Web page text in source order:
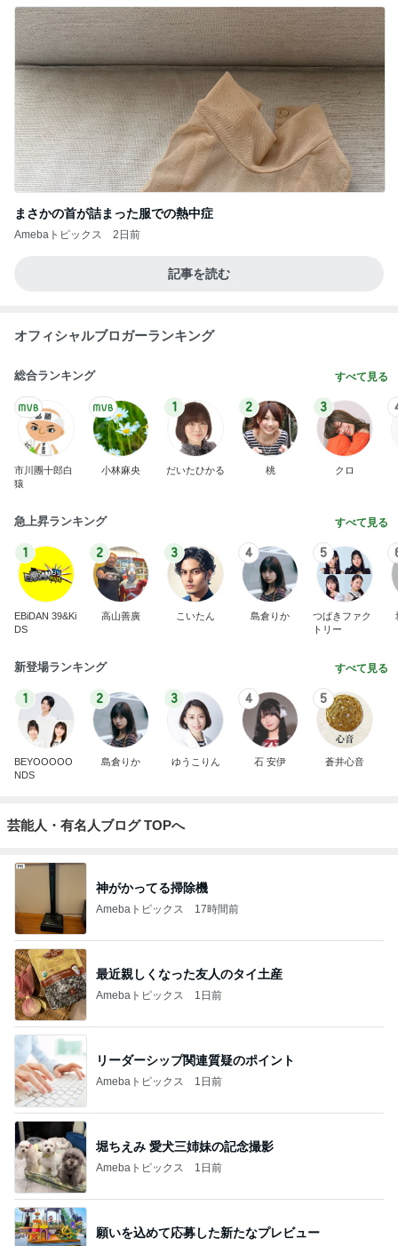
まさかの首が詰まった服での熱中症
Amebaトピックス 2日前
記事を読む
オフィシャルブロガーランキング
総合ランキング すべて見る
市川團十郎白
猿
小林麻央
1
だいたひかる
2
桃
3
クロ
急上昇ランキング すべて見る
1
EBiDAN 39&Ki
DS
2
高山善廣
3
こいたん
4
島倉りか
5
つばきファク
トリー
新登場ランキング すべて見る
1
BEYOOOOO
NDS
2
島倉りか
3
ゆうこりん
4
石 安伊
5
蒼井心音
芸能人・有名人ブログ TOPへ
神がかってる掃除機
Amebaトピックス 17時間前
最近親しくなった友人のタイ土産
Amebaトピックス 1日前
リーダーシップ関連質疑のポイント
Amebaトピックス 1日前
堀ちえみ 愛犬三姉妹の記念撮影
Amebaトピックス 1日前
願いを込めて応募した新たなプレビュー